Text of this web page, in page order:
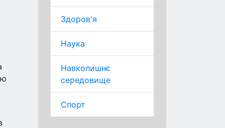
Здоров'я
Наука
Навколишнє
середовище
Спорт